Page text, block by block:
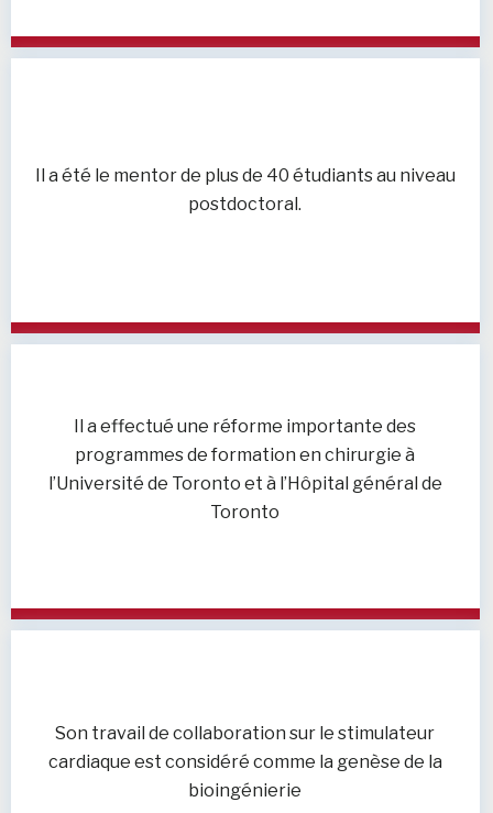
Il a été le mentor de plus de 40 étudiants au niveau
postdoctoral.
Il a effectué une réforme importante des
programmes de formation en chirurgie à
l’Université de Toronto et à l’Hôpital général de
Toronto
Son travail de collaboration sur le stimulateur
cardiaque est considéré comme la genèse de la
bioingénierie